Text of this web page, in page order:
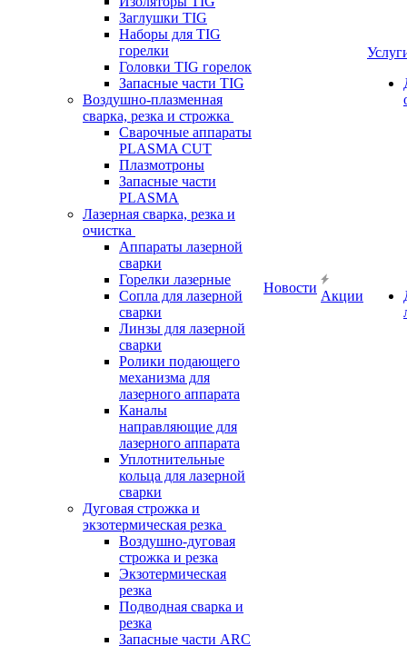
Заглушки TIG
Наборы для TIG
горелки
Головки TIG горелок
Запасные части TIG
Воздушно-плазменная
сварка, резка и строжка
Сварочные аппараты
PLASMA CUT
Плазмотроны
Запасные части
PLASMA
Лазерная сварка, резка и
очистка
Аппараты лазерной
сварки
Горелки лазерные
Сопла для лазерной
сварки
Линзы для лазерной
сварки
Ролики подающего
механизма для
лазерного аппарата
Каналы
направляющие для
лазерного аппарата
Уплотнительные
кольца для лазерной
сварки
Дуговая строжка и
экзотермическая резка
Воздушно-дуговая
строжка и резка
Экзотермическая
резка
Подводная сварка и
резка
Запасные части ARC
Новости
Акции